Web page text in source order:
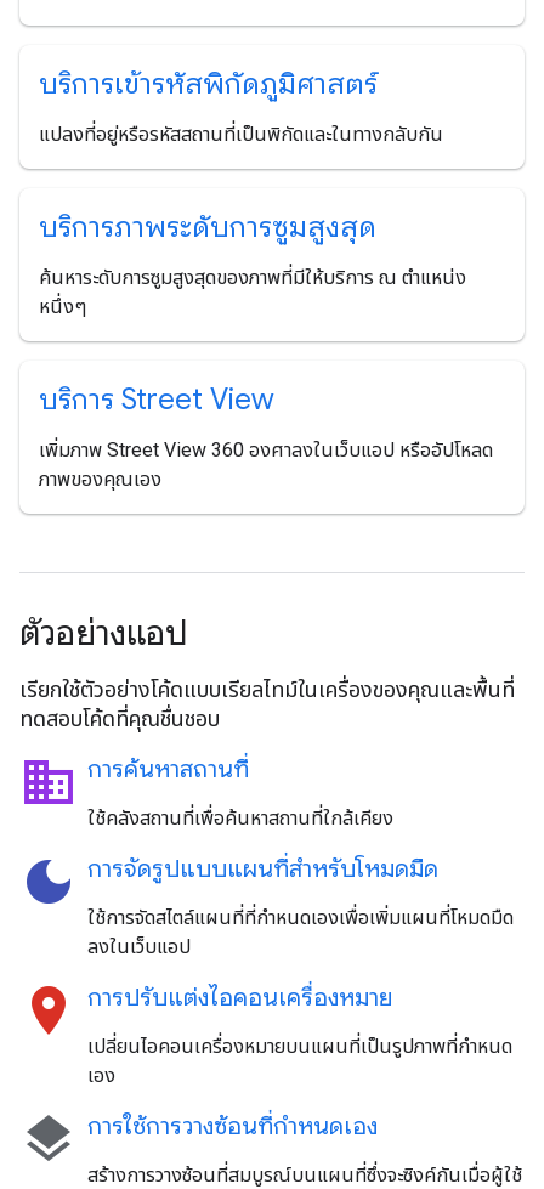
บริการเข้ารหัสพิกัดภูมิศาสตร์
แปลงที่อยู่หรือรหัสสถานที่เป็นพิกัดและในทางกลับกัน
บริการภาพระดับการซูมสูงสุด
ค้นหาระดับการซูมสูงสุดของภาพที่มีให้บริการ ณ ตำแหน่ง
หนึ่งๆ
บริการ Street View
เพิ่มภาพ Street View 360 องศาลงในเว็บแอป หรืออัปโหลด
ภาพของคุณเอง
ตัวอย่างแอป
เรียกใช้ตัวอย่างโค้ดแบบเรียลไทม์ในเครื่องของคุณและพื้นที่
ทดสอบโค้ดที่คุณชื่นชอบ
business การค้นหาสถานที่
ใช้คลังสถานที่เพื่อค้นหาสถานที่ใกล้เคียง
dark_mode การจัดรูปแบบแผนที่สำหรับโหมดมืด
ใช้การจัดสไตล์แผนที่ที่กำหนดเองเพื่อเพิ่มแผนที่โหมดมืด
ลงในเว็บแอป
location_on การปรับแต่งไอคอนเครื่องหมาย
เปลี่ยนไอคอนเครื่องหมายบนแผนที่เป็นรูปภาพที่กำหนด
เอง
layers การใช้การวางซ้อนที่กําหนดเอง
สร้างการวางซ้อนที่สมบูรณ์บนแผนที่ซึ่งจะซิงค์กันเมื่อผู้ใช้